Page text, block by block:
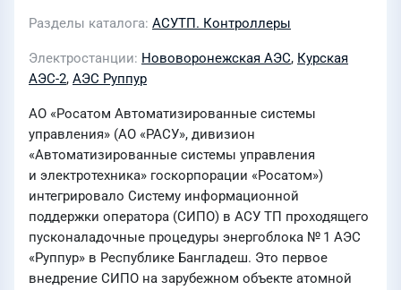
Разделы каталога АСУТП. Контроллеры
Электростанции Нововоронежская АЭС, Курская
АЭС-2, АЭС Руппур
АО «Росатом Автоматизированные системы
управления» (АО «РАСУ», дивизион
«Автоматизированные системы управления
и электротехника» госкорпорации «Росатом»)
интегрировало Систему информационной
поддержки оператора (СИПО) в АСУ ТП проходящего
пусконаладочные процедуры энергоблока № 1 АЭС
«Руппур» в Республике Бангладеш. Это первое
внедрение СИПО на зарубежном объекте атомной